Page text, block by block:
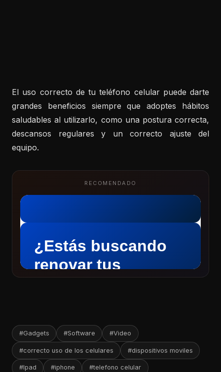
El uso correcto de tu teléfono celular puede darte
grandes beneficios siempre que adoptes hábitos
saludables al utilizarlo, como una postura correcta,
descansos regulares y un correcto ajuste del
equipo.
RECOMENDADO
#Gadgets #Software #Video
#correcto uso de los celulares #dispositivos moviles
#Ipad #iphone #telefono celular